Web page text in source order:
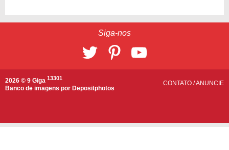
Siga-nos
2026 © 9 Giga 13301
Banco de imagens por Depositphotos
CONTATO /ANUNCIE